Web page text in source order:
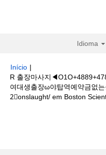
Idioma
Início |
R 출장마사지
여대생출장ω야탑역예약금없
2⃣onslaught/ em Boston